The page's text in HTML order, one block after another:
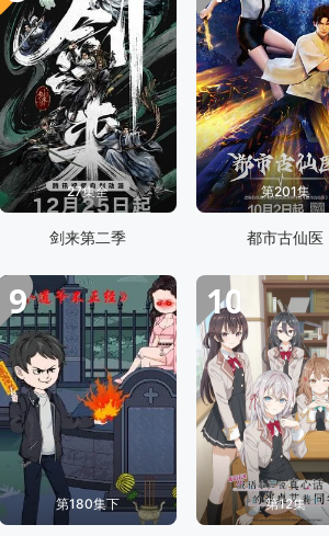
27集全
剑来第二季
第201集
都市古仙医
9
第180集下
10
第12集